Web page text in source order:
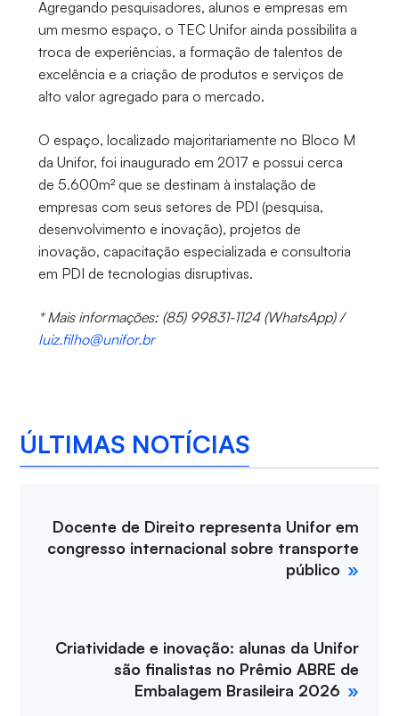
Agregando pesquisadores, alunos e empresas em
um mesmo espaço, o TEC Unifor ainda possibilita a
troca de experiências, a formação de talentos de
excelência e a criação de produtos e serviços de
alto valor agregado para o mercado.
O espaço, localizado majoritariamente no Bloco M
da Unifor, foi inaugurado em 2017 e possui cerca
de 5.600m² que se destinam à instalação de
empresas com seus setores de PDI (pesquisa,
desenvolvimento e inovação), projetos de
inovação, capacitação especializada e consultoria
em PDI de tecnologias disruptivas.
* Mais informações: (85) 99831-1124 (WhatsApp) /
luiz.filho@unifor.br
ÚLTIMAS NOTÍCIAS
Docente de Direito representa Unifor em
congresso internacional sobre transporte
público
Criatividade e inovação: alunas da Unifor
são finalistas no Prêmio ABRE de
Embalagem Brasileira 2026